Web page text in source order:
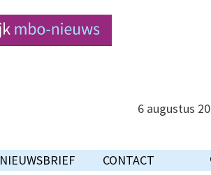
6 augustus
NIEUWSBRIEF CONTACT